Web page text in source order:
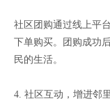
社区团购通过线上平
下单购买。团购成功
民的生活。
4. 社区互动，增进邻